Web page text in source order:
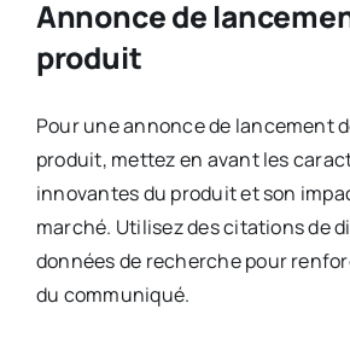
Annonce de
produit
Pour une annonce de lancement
produit, mettez en avant les
innovantes du produit et son
marché. Utilisez des citations de
données de recherche pour
du communiqué.